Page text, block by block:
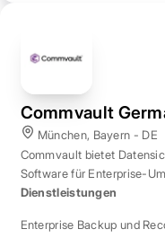
Commvault
München, Bayern - DE
Commvault bietet
Software für Enterprise-
durch eine Niederlassung in
Dienstleistungen
Enterprise Backup und